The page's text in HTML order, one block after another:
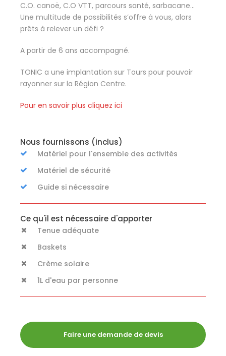
C.O. canoë, C.O VTT, parcours santé, sarbacane…
Une multitude de possibilités s’offre à vous, alors
prêts à relever un défi ?
A partir de 6 ans accompagné.
TONIC a une implantation sur Tours pour pouvoir
rayonner sur la Région Centre.
Pour en savoir plus cliquez ici
Nous fournissons (inclus)
Matériel pour l'ensemble des activités
Matériel de sécurité
Guide si nécessaire
Ce qu'il est nécessaire d'apporter
Tenue adéquate
Baskets
Crème solaire
1L d'eau par personne
Faire une demande de devis